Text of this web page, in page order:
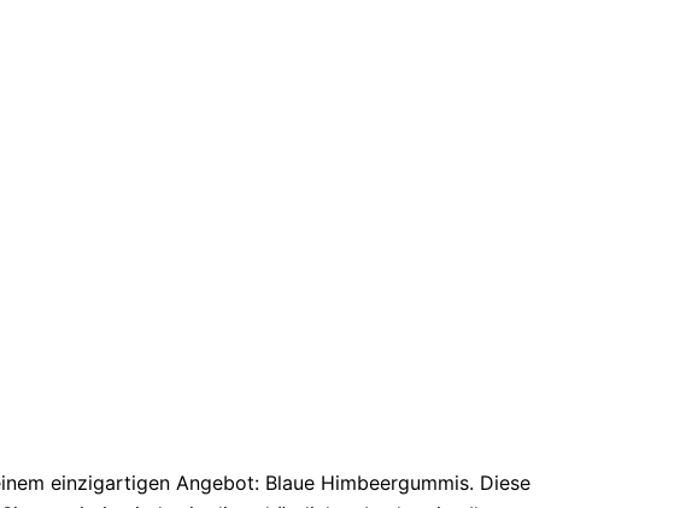
einzigartigen Angebot: Blaue Himbeergummis. Diese